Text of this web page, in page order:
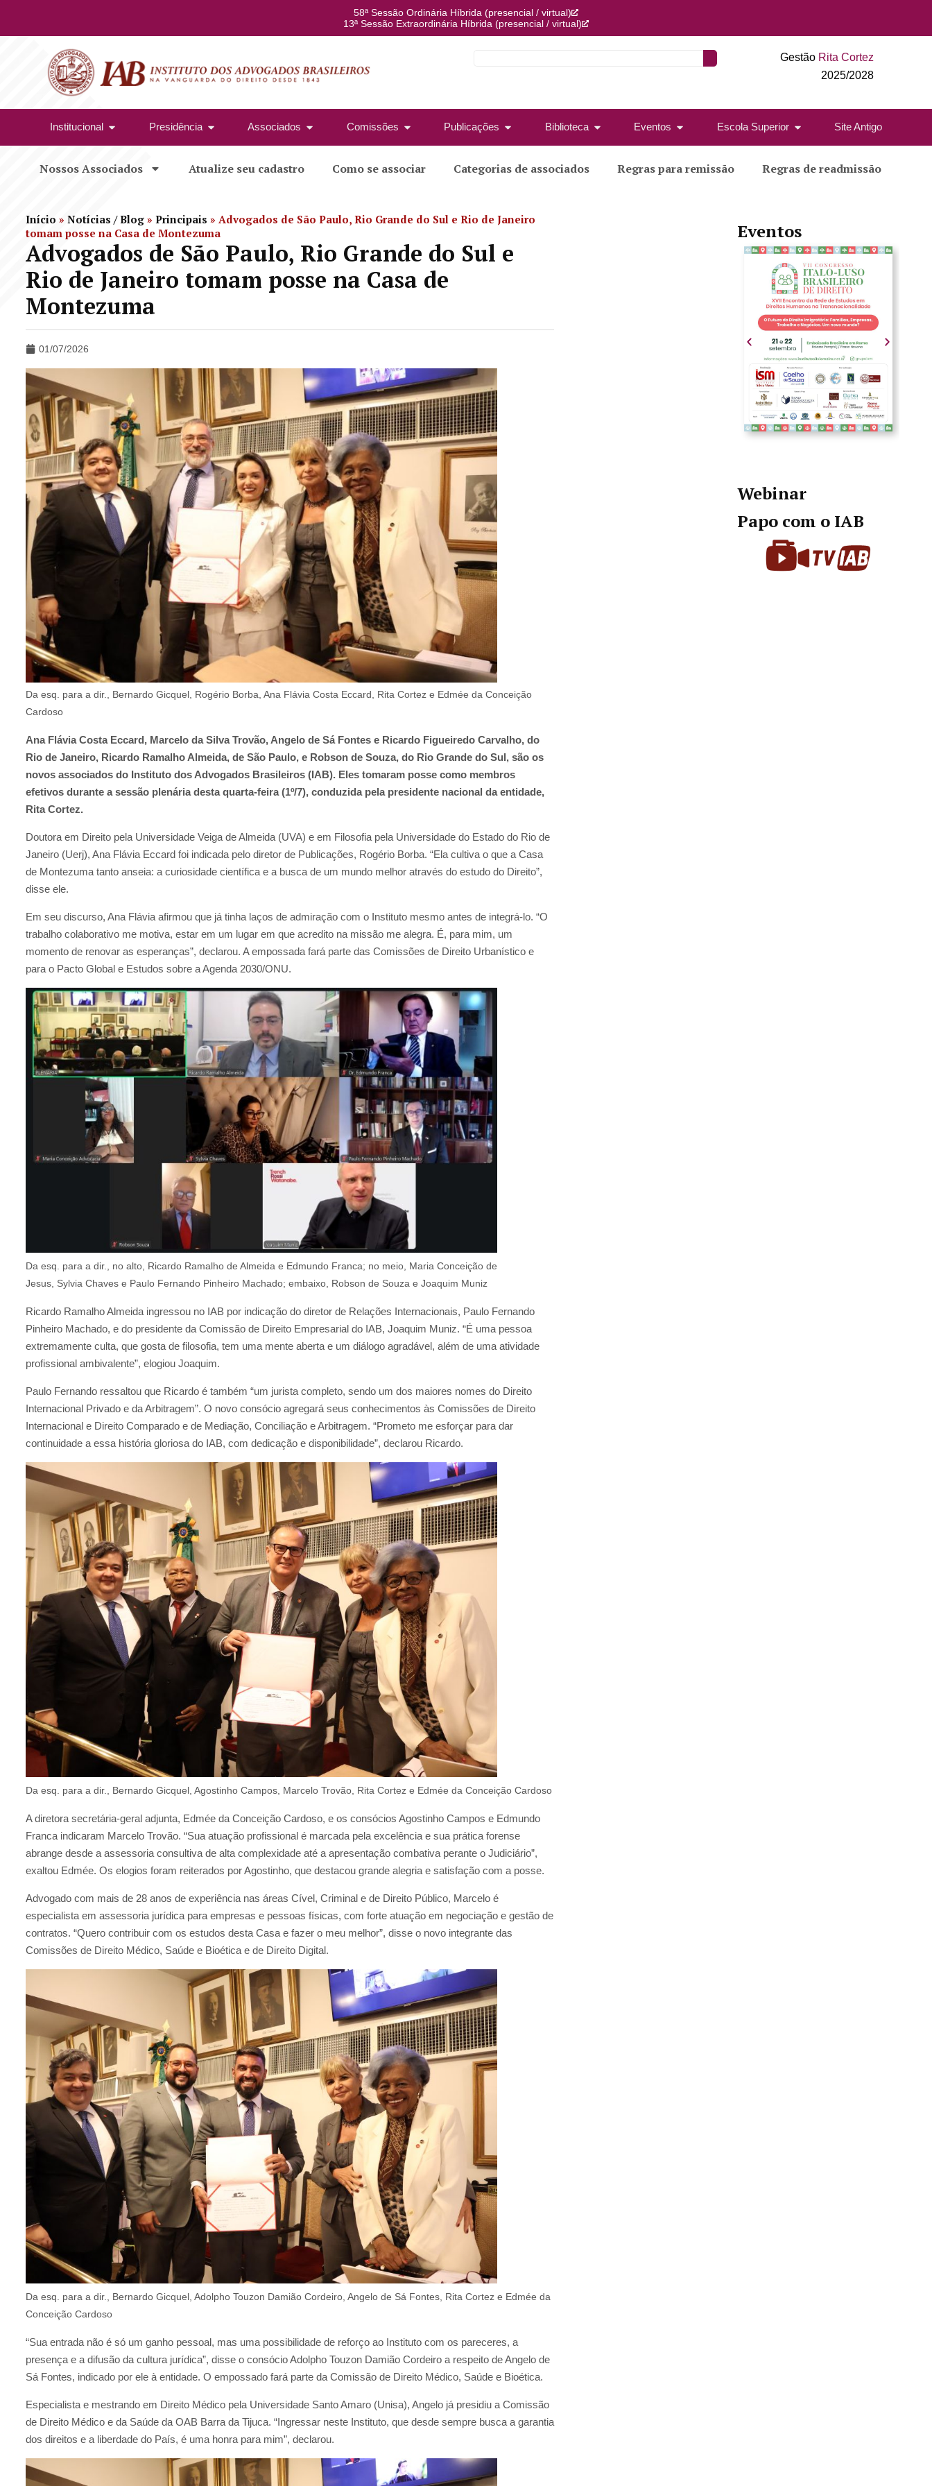
58ª Sessão Ordinária Híbrida (presencial / virtual)
13ª Sessão Extraordinária Híbrida (presencial / virtual)
Gestão Rita Cortez
2025/2028
Institucional Presidência Associados Comissões Publicações Biblioteca Eventos Escola Superior Site Antigo
Nossos Associados Atualize seu cadastro Como se associar Categorias de associados Regras para remissão Regras de readmissão
Início » Notícias / Blog » Principais » Advogados de São Paulo, Rio Grande do Sul e Rio de Janeiro
tomam posse na Casa de Montezuma
Advogados de São Paulo, Rio Grande do Sul e
Rio de Janeiro tomam posse na Casa de
Montezuma
01/07/2026
Da esq. para a dir., Bernardo Gicquel, Rogério Borba, Ana Flávia Costa Eccard, Rita Cortez e Edmée da Conceição
Cardoso
Ana Flávia Costa Eccard, Marcelo da Silva Trovão, Angelo de Sá Fontes e Ricardo Figueiredo Carvalho, do
Rio de Janeiro, Ricardo Ramalho Almeida, de São Paulo, e Robson de Souza, do Rio Grande do Sul, são os
novos associados do Instituto dos Advogados Brasileiros (IAB). Eles tomaram posse como membros
efetivos durante a sessão plenária desta quarta-feira (1º/7), conduzida pela presidente nacional da entidade,
Rita Cortez.
Doutora em Direito pela Universidade Veiga de Almeida (UVA) e em Filosofia pela Universidade do Estado do Rio de
Janeiro (Uerj), Ana Flávia Eccard foi indicada pelo diretor de Publicações, Rogério Borba. “Ela cultiva o que a Casa
de Montezuma tanto anseia: a curiosidade científica e a busca de um mundo melhor através do estudo do Direito”,
disse ele.
Em seu discurso, Ana Flávia afirmou que já tinha laços de admiração com o Instituto mesmo antes de integrá-lo. “O
trabalho colaborativo me motiva, estar em um lugar em que acredito na missão me alegra. É, para mim, um
momento de renovar as esperanças”, declarou. A empossada fará parte das Comissões de Direito Urbanístico e
para o Pacto Global e Estudos sobre a Agenda 2030/ONU.
Da esq. para a dir., no alto, Ricardo Ramalho de Almeida e Edmundo Franca; no meio, Maria Conceição de
Jesus, Sylvia Chaves e Paulo Fernando Pinheiro Machado; embaixo, Robson de Souza e Joaquim Muniz
Ricardo Ramalho Almeida ingressou no IAB por indicação do diretor de Relações Internacionais, Paulo Fernando
Pinheiro Machado, e do presidente da Comissão de Direito Empresarial do IAB, Joaquim Muniz. “É uma pessoa
extremamente culta, que gosta de filosofia, tem uma mente aberta e um diálogo agradável, além de uma atividade
profissional ambivalente”, elogiou Joaquim.
Paulo Fernando ressaltou que Ricardo é também “um jurista completo, sendo um dos maiores nomes do Direito
Internacional Privado e da Arbitragem”. O novo consócio agregará seus conhecimentos às Comissões de Direito
Internacional e Direito Comparado e de Mediação, Conciliação e Arbitragem. “Prometo me esforçar para dar
continuidade a essa história gloriosa do IAB, com dedicação e disponibilidade”, declarou Ricardo.
Da esq. para a dir., Bernardo Gicquel, Agostinho Campos, Marcelo Trovão, Rita Cortez e Edmée da Conceição Cardoso
A diretora secretária-geral adjunta, Edmée da Conceição Cardoso, e os consócios Agostinho Campos e Edmundo
Franca indicaram Marcelo Trovão. “Sua atuação profissional é marcada pela excelência e sua prática forense
abrange desde a assessoria consultiva de alta complexidade até a apresentação combativa perante o Judiciário”,
exaltou Edmée. Os elogios foram reiterados por Agostinho, que destacou grande alegria e satisfação com a posse.
Advogado com mais de 28 anos de experiência nas áreas Cível, Criminal e de Direito Público, Marcelo é
especialista em assessoria jurídica para empresas e pessoas físicas, com forte atuação em negociação e gestão de
contratos. “Quero contribuir com os estudos desta Casa e fazer o meu melhor”, disse o novo integrante das
Comissões de Direito Médico, Saúde e Bioética e de Direito Digital.
Da esq. para a dir., Bernardo Gicquel, Adolpho Touzon Damião Cordeiro, Angelo de Sá Fontes, Rita Cortez e Edmée da
Conceição Cardoso
“Sua entrada não é só um ganho pessoal, mas uma possibilidade de reforço ao Instituto com os pareceres, a
presença e a difusão da cultura jurídica”, disse o consócio Adolpho Touzon Damião Cordeiro a respeito de Angelo de
Sá Fontes, indicado por ele à entidade. O empossado fará parte da Comissão de Direito Médico, Saúde e Bioética.
Especialista e mestrando em Direito Médico pela Universidade Santo Amaro (Unisa), Angelo já presidiu a Comissão
de Direito Médico e da Saúde da OAB Barra da Tijuca. “Ingressar neste Instituto, que desde sempre busca a garantia
dos direitos e a liberdade do País, é uma honra para mim”, declarou.
Eventos
Webinar
Papo com o IAB